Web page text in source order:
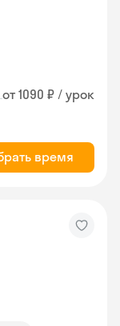
от 1090 ₽ / урок
время